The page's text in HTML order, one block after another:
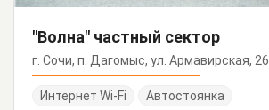
"Волна" частный сектор
г. Сочи, п. Дагомыс, ул. Армавирская, 26
Интернет Wi-Fi
Автостоянка